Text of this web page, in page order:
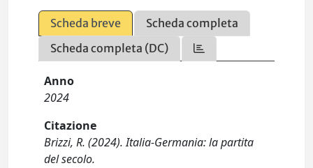
Scheda breve
Scheda completa
Scheda completa (DC)
Anno
2024
Citazione
Brizzi, R. (2024). Italia-Germania: la partita
del secolo.